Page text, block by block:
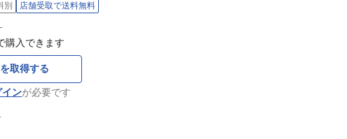
別 店舗受取で送料無料
購入できます
取得する
インが必要です